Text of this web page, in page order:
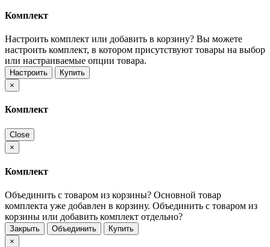
Комплект
Настроить комплект или добавить в корзину? Вы можете
настроить комплект, в котором присутствуют товары на выбор
или настраиваемые опции товара.
Настроить
Купить
×
Комплект
Close
×
Комплект
Объединить с товаром из корзины? Основной товар
комплекта уже добавлен в корзину. Объединить с товаром из
корзины или добавить комплект отдельно?
Закрыть Объединить
Купить
×